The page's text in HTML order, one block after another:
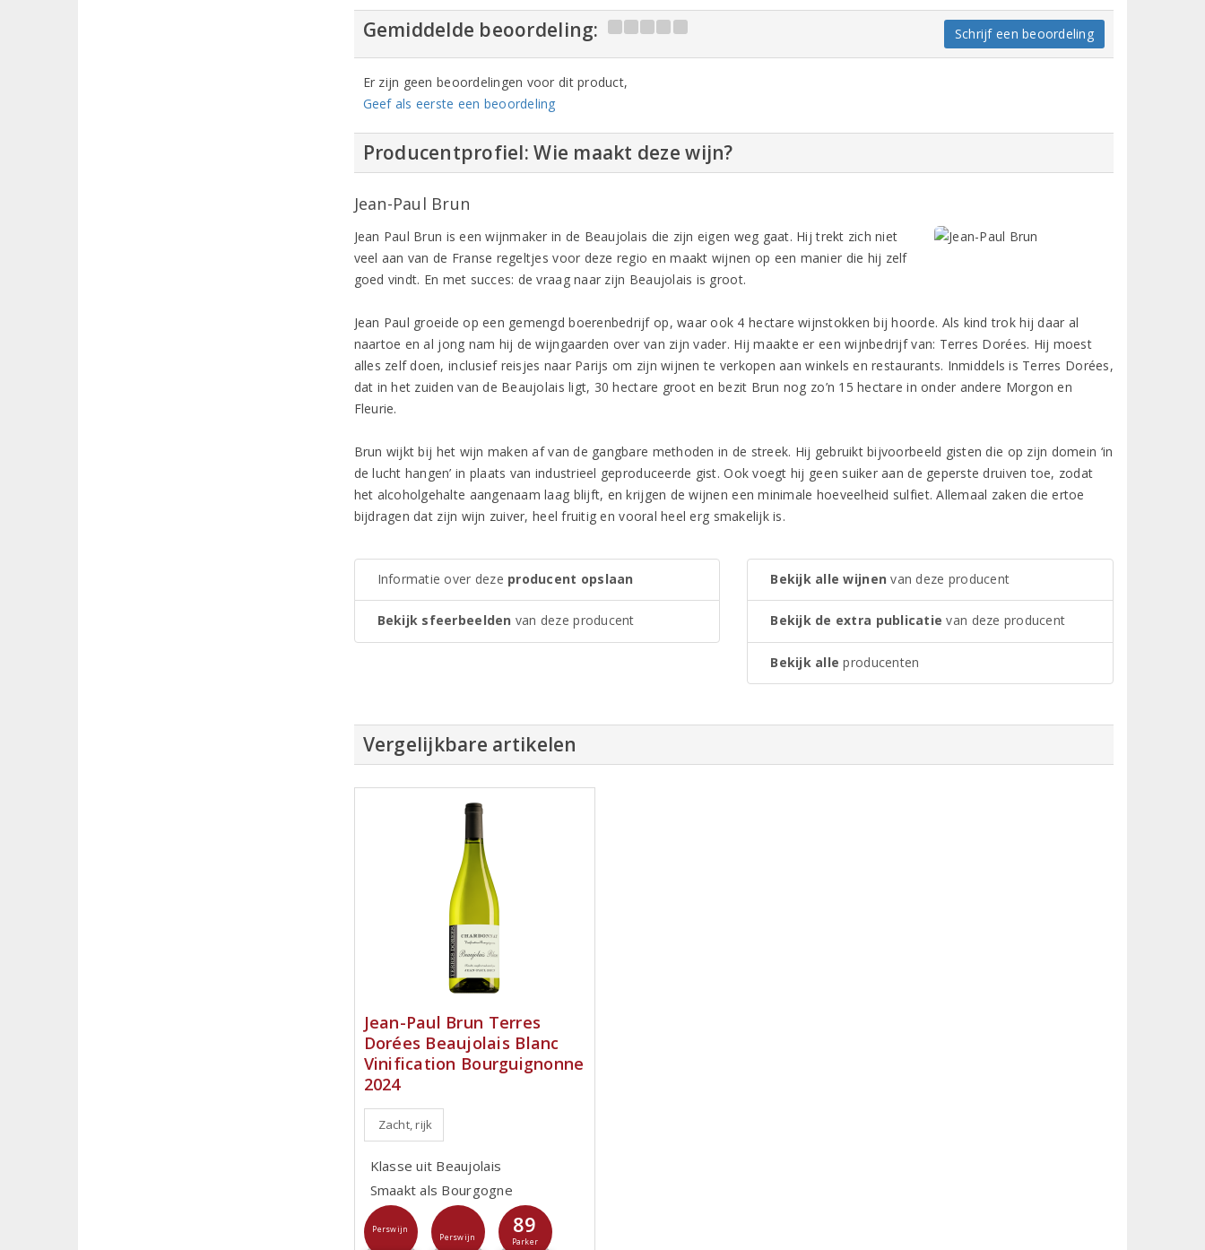
Gemiddelde beoordeling: Schrijf een beoordeling
Er zijn geen beoordelingen voor dit product,
Geef als eerste een beoordeling
Producentprofiel: Wie maakt deze wijn?
Jean-Paul Brun
Jean Paul Brun is een wijnmaker in de Beaujolais die zijn eigen weg gaat. Hij trekt zich niet
veel aan van de Franse regeltjes voor deze regio en maakt wijnen op een manier die hij zelf
goed vindt. En met succes: de vraag naar zijn Beaujolais is groot.
Jean Paul groeide op een gemengd boerenbedrijf op, waar ook 4 hectare wijnstokken bij hoorde. Als kind trok hij daar al
naartoe en al jong nam hij de wijngaarden over van zijn vader. Hij maakte er een wijnbedrijf van: Terres Dorées. Hij moest
alles zelf doen, inclusief reisjes naar Parijs om zijn wijnen te verkopen aan winkels en restaurants. Inmiddels is Terres Dorées,
dat in het zuiden van de Beaujolais ligt, 30 hectare groot en bezit Brun nog zo’n 15 hectare in onder andere Morgon en
Fleurie.
Brun wijkt bij het wijn maken af van de gangbare methoden in de streek. Hij gebruikt bijvoorbeeld gisten die op zijn domein ‘in
de lucht hangen’ in plaats van industrieel geproduceerde gist. Ook voegt hij geen suiker aan de geperste druiven toe, zodat
het alcoholgehalte aangenaam laag blijft, en krijgen de wijnen een minimale hoeveelheid sulfiet. Allemaal zaken die ertoe
bijdragen dat zijn wijn zuiver, heel fruitig en vooral heel erg smakelijk is.
Informatie over deze producent opslaan
Bekijk sfeerbeelden van deze producent
Bekijk alle wijnen van deze producent
Bekijk de extra publicatie van deze producent
Bekijk alle producenten
Vergelijkbare artikelen
Jean-Paul Brun Terres
Dorées Beaujolais Blanc
Vinification Bourguignonne
2024
Zacht, rijk
Klasse uit Beaujolais
Smaakt als Bourgogne
Perswijn
Perswijn
89
Parker